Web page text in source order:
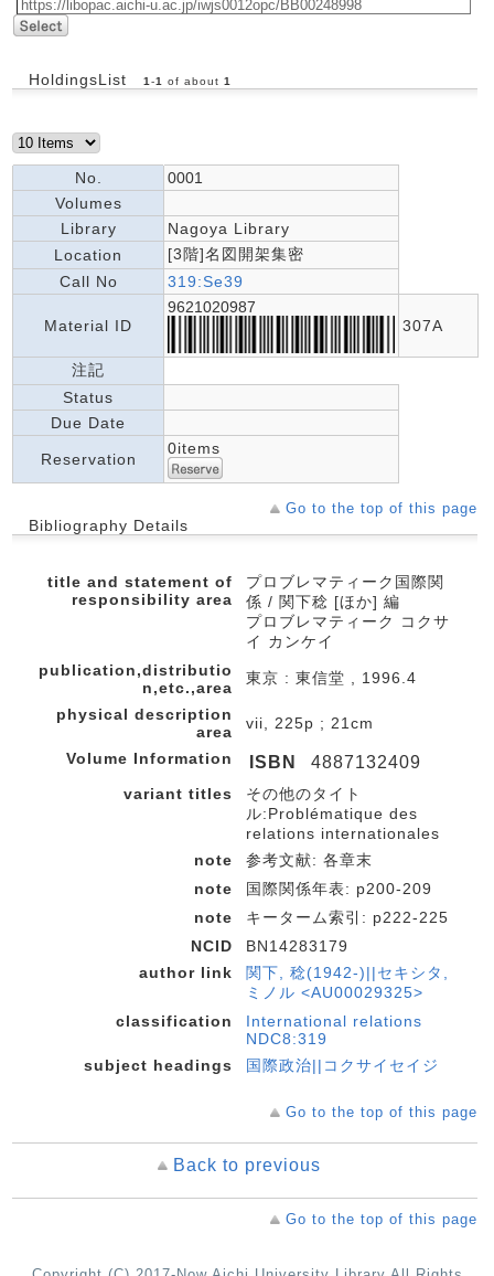
HoldingsList 1 -1 of about 1
No.
0001
Volumes
Library
Nagoya Library
Location
[3階]名図開架集密
Call No
319:Se39
Material ID
9621020987
307A
注記
Status
Due Date
Reservation
0items
Go to the top of this page
Bibliography Details
title and statement of
responsibility area
プロブレマティーク国際関
係 / 関下稔 [ほか] 編
プロブレマティーク コクサ
イ カンケイ
publication,distributio
n,etc.,area
東京 : 東信堂 , 1996.4
physical description
area
vii, 225p ; 21cm
Volume Information
ISBN 4887132409
variant titles
その他のタイト
ル:Problématique des
relations internationales
note
参考文献: 各章末
note
国際関係年表: p200-209
note
キーターム索引: p222-225
NCID
BN14283179
author link
関下, 稔(1942-)||セキシタ,
ミノル <AU00029325>
classification
International relations
NDC8:319
subject headings
国際政治||コクサイセイジ
Go to the top of this page
Back to previous
Go to the top of this page